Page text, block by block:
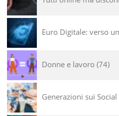
Euro Digitale: verso
Donne e lavoro 74
Generazioni sui Social